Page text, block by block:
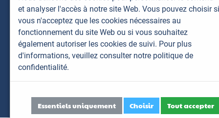
Mes animaux
Mes résultats
Mes commandes
Mes factures
et analyser l'accès à notre site Web. Vous pouvez choisir si
vous n'acceptez que les cookies nécessaires au
fonctionnement du site Web ou si vous souhaitez
également autoriser les cookies de suivi. Pour plus
d'informations, veuillez consulter notre politique de
confidentialité.
Essentiels uniquement Choisir Tout accepter